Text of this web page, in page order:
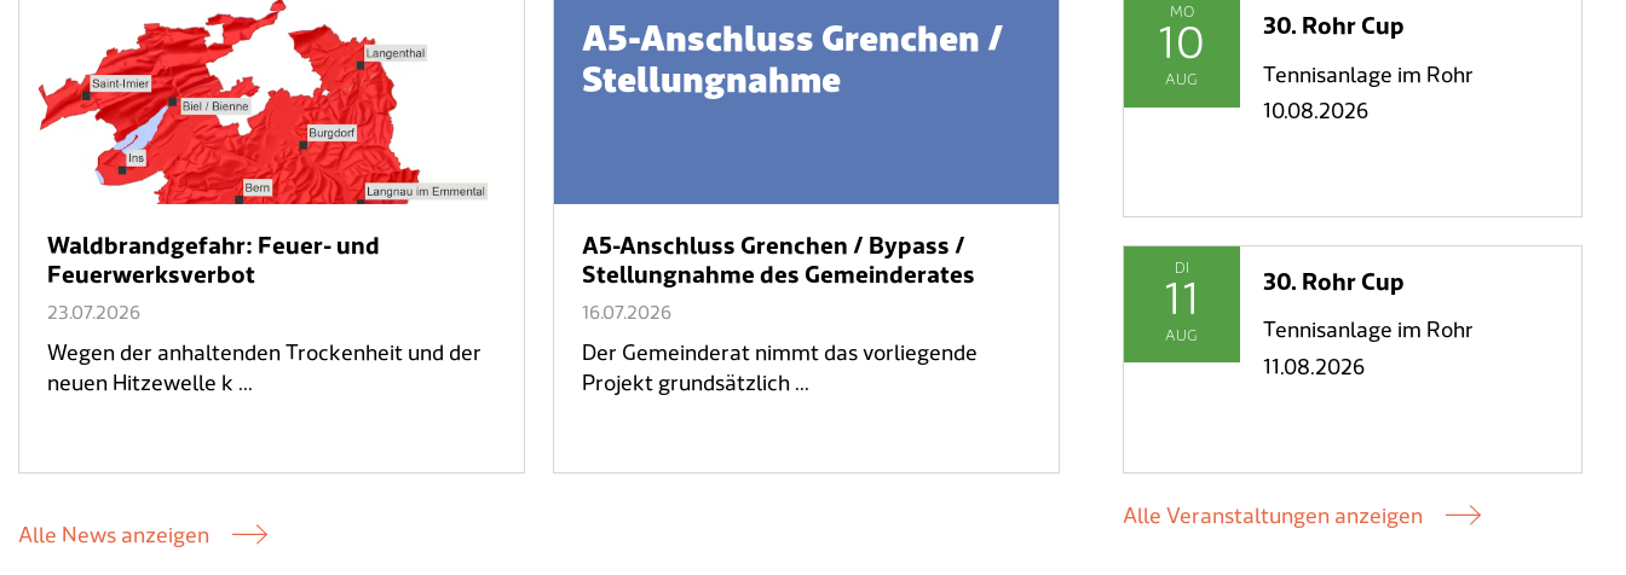
Waldbrandgefahr: Feuer- und
Feuerwerksverbot
23.07.2026
Wegen der anhaltenden Trockenheit und der
neuen Hitzewelle k ...
A5-Anschluss Grenchen /
Stellungnahme
A5-Anschluss Grenchen / Bypass /
Stellungnahme des Gemeinderates
16.07.2026
Der Gemeinderat nimmt das vorliegende
Projekt grundsätzlich ...
Alle News anzeigen
MO
10
AUG
30. Rohr Cup
Tennisanlage im Rohr
10.08.2026
DI
11
AUG
30. Rohr Cup
Tennisanlage im Rohr
11.08.2026
Alle Veranstaltungen anzeigen